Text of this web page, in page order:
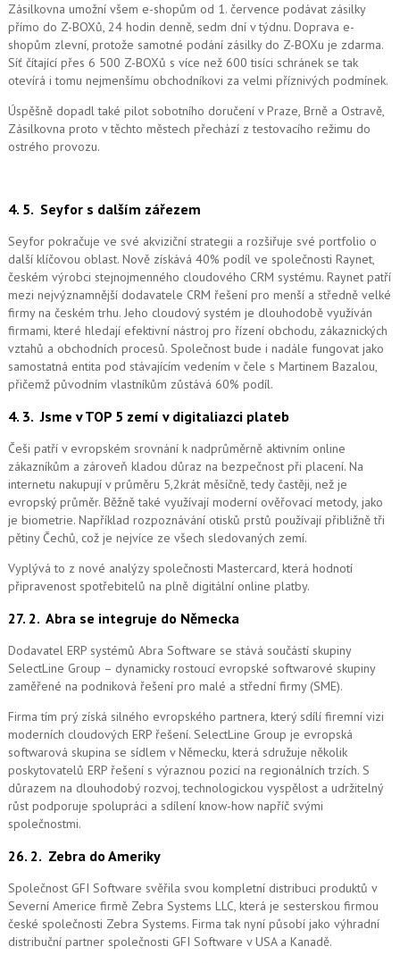
Zásilkovna umožní všem e-shopům od 1. července podávat zásilky
přímo do Z-BOXů, 24 hodin denně, sedm dní v týdnu. Doprava e-
shopům zlevní, protože samotné podání zásilky do Z-BOXu je zdarma.
Síť čítající přes 6 500 Z-BOXů s více než 600 tisíci schránek se tak
otevírá i tomu nejmenšímu obchodníkovi za velmi příznivých podmínek.
Úspěšně dopadl také pilot sobotního doručení v Praze, Brně a Ostravě,
Zásilkovna proto v těchto městech přechází z testovacího režimu do
ostrého provozu.
4. 5. Seyfor s dalším zářezem
Seyfor pokračuje ve své akviziční strategii a rozšiřuje své portfolio o
další klíčovou oblast. Nově získává 40% podíl ve společnosti Raynet,
českém výrobci stejnojmenného cloudového CRM systému. Raynet patří
mezi nejvýznamnější dodavatele CRM řešení pro menší a středně velké
firmy na českém trhu. Jeho cloudový systém je dlouhodobě využíván
firmami, které hledají efektivní nástroj pro řízení obchodu, zákaznických
vztahů a obchodních procesů. Společnost bude i nadále fungovat jako
samostatná entita pod stávajícím vedením v čele s Martinem Bazalou,
přičemž původním vlastníkům zůstává 60% podíl.
4. 3.Jsme v TOP 5 zemí v digitaliazci plateb
Češi patří v evropském srovnání k nadprůměrně aktivním online
zákazníkům a zároveň kladou důraz na bezpečnost při placení. Na
internetu nakupují v průměru 5,2krát měsíčně, tedy častěji, než je
evropský průměr. Běžně také využívají moderní ověřovací metody, jako
je biometrie. Například rozpoznávání otisků prstů používají přibližně tři
pětiny Čechů, což je nejvíce ze všech sledovaných zemí.
Vyplývá to z nové analýzy společnosti Mastercard, která hodnotí
připravenost spotřebitelů na plně digitální online platby.
27. 2. Abra se integruje do Německa
Dodavatel ERP systémů Abra Software se stává součástí skupiny
SelectLine Group – dynamicky rostoucí evropské softwarové skupiny
zaměřené na podniková řešení pro malé a střední firmy (SME).
Firma tím prý získá silného evropského partnera, který sdílí firemní vizi
moderních cloudových ERP řešení. SelectLine Group je evropská
softwarová skupina se sídlem v Německu, která sdružuje několik
poskytovatelů ERP řešení s výraznou pozicí na regionálních trzích. S
důrazem na dlouhodobý rozvoj, technologickou vyspělost a udržitelný
růst podporuje spolupráci a sdílení know-how napříč svými
společnostmi.
26. 2. Zebra do Ameriky
Společnost GFI Software svěřila svou kompletní distribuci produktů v
Severní Americe firmě Zebra Systems LLC, která je sesterskou firmou
české společnosti Zebra Systems. Firma tak nyní působí jako výhradní
distribuční partner společnosti GFI Software v USA a Kanadě.